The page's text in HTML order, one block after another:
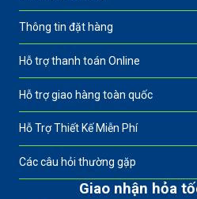
Thông tin đặt hàng
Hỗ trợ thanh toán Online
Hỗ trợ giao hàng toàn quốc
Hỗ Trợ Thiết Kế Miễn Phí
Các câu hỏi thường gặp
Giao nhận hỏa